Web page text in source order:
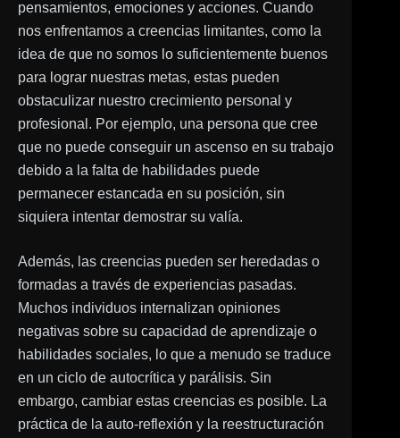
pensamientos, emociones y acciones. Cuando
nos enfrentamos a creencias limitantes, como la
idea de que no somos lo suficientemente buenos
para lograr nuestras metas, estas pueden
obstaculizar nuestro crecimiento personal y
profesional. Por ejemplo, una persona que cree
que no puede conseguir un ascenso en su trabajo
debido a la falta de habilidades puede
permanecer estancada en su posición, sin
siquiera intentar demostrar su valía.
Además, las creencias pueden ser heredadas o
formadas a través de experiencias pasadas.
Muchos individuos internalizan opiniones
negativas sobre su capacidad de aprendizaje o
habilidades sociales, lo que a menudo se traduce
en un ciclo de autocrítica y parálisis. Sin
embargo, cambiar estas creencias es posible. La
práctica de la auto-reflexión y la reestructuración